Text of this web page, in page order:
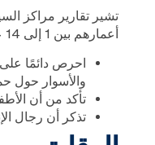
تشير تقارير مراكز
أعمارهم بين 1 إلى 14 عامًا. نصائح للحفاظ على صحتك:
احرص دائمًا
والأسوار حول
تأكد من أن
تذكر أن رجال